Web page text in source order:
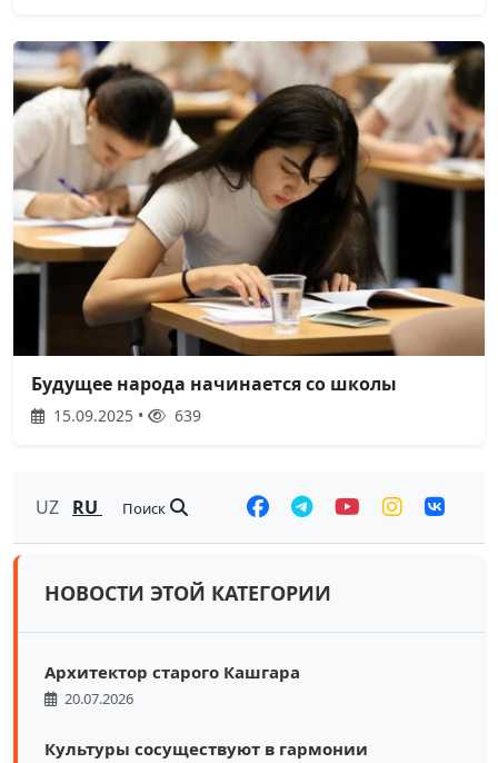
Будущее народа начинается со школы
15.09.2025 • 639
UZ RU Поиск
НОВОСТИ ЭТОЙ КАТЕГОРИИ
Архитектор старого Кашгара
20.07.2026
Культуры сосуществуют в гармонии